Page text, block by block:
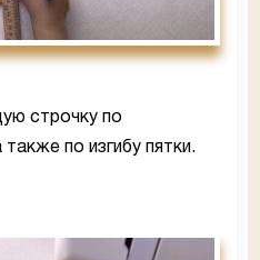
строчку по
по изгибу пятки.